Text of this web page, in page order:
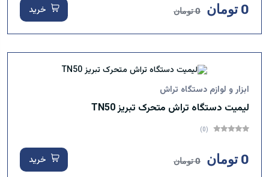
0 تومان 0 تومان خرید
ابزار و لوازم دستگاه تراش
لیمیت دستگاه تراش متحرک تبریز TN50
(0)
0 تومان 0 تومان خرید